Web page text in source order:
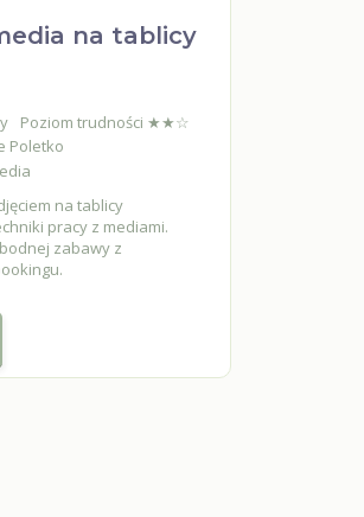
na tablicy
Poziom trudności ★★☆
Poletko
na tablicy
pracy z mediami.
zabawy z